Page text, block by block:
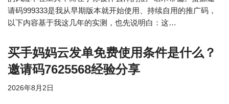
请码999333是我从早期版本就开始使用、持续自用的推广码，
以下内容基于我这几年的实测，也先说明白：这…
买手妈妈云发单免费使用条件是什么？
邀请码7625568经验分享
2026年8月2日